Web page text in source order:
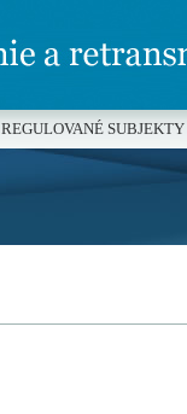
REGULOVANÉ SUBJEKTY